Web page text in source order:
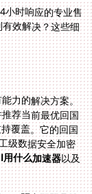
时响应的专业售
效解决？这些细
力的解决方案。
荐当前最优回国
持覆盖。它的回国
工级数据安全加密
什么加速器以及